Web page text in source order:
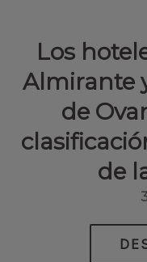
Los
Almirante
de
de